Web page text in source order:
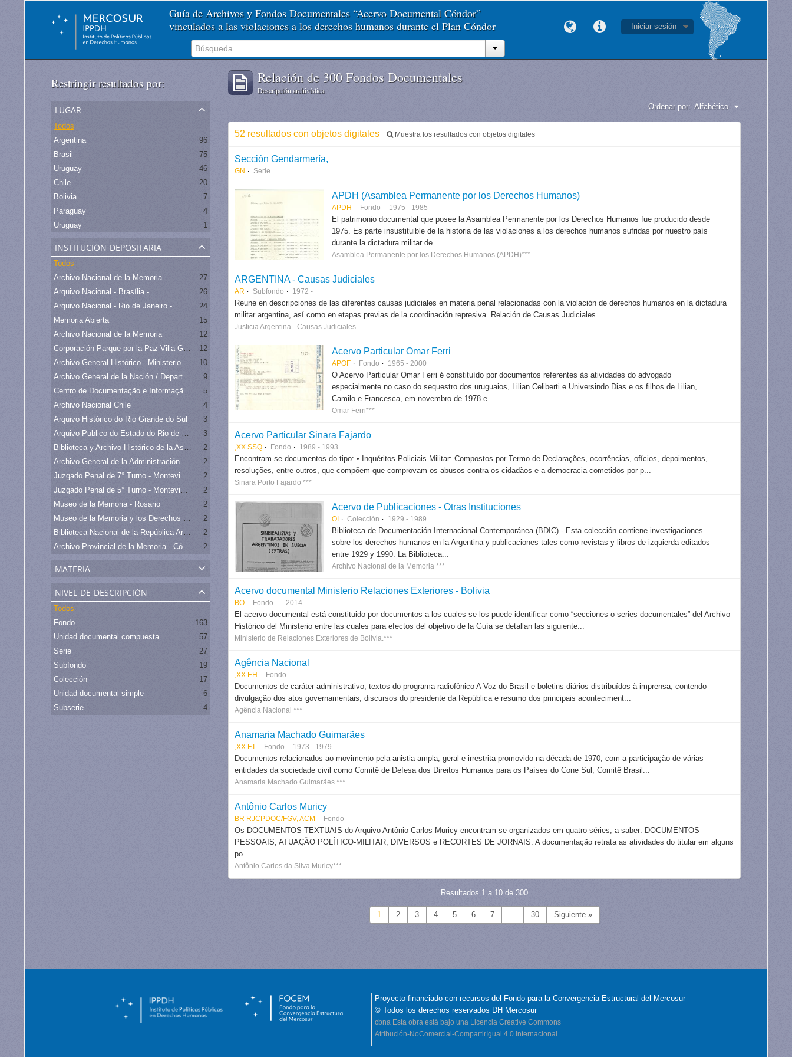
Guía de Archivos y Fondos Documentales “Acervo Documental Cóndor”
vinculados a las violaciones a los derechos humanos durante el Plan Cóndor
Iniciar sesión
Restringir resultados por:
lugar
Todos
Argentina
96
Brasil
75
Uruguay
46
Chile
20
Bolivia
7
Paraguay
4
Uruguay
1
institución depositaria
Todos
Archivo Nacional de la Memoria
27
Arquivo Nacional - Brasília -
26
Arquivo Nacional - Rio de Janeiro -
24
Memoria Abierta
15
Archivo Nacional de la Memoria
12
Corporación Parque por la Paz Villa Grimaldi
12
Archivo General Histórico - Ministerio de Relaciones Exteriores de Chile
10
Archivo General de la Nación / Departamento Archivo Intermedio
9
Centro de Documentação e Informação Científica - CEDIC/PUC
5
Archivo Nacional Chile
4
Arquivo Histórico do Rio Grande do Sul
3
Arquivo Publico do Estado do Rio de Janeiro -
3
Biblioteca y Archivo Histórico de la Asamblea Legislativa Plurinacional
2
Archivo General de la Administración Nacional - Argentina
2
Juzgado Penal de 7° Turno - Montevideo
2
Juzgado Penal de 5° Turno - Montevideo
2
Museo de la Memoria - Rosario
2
Museo de la Memoria y los Derechos Humanos - Chile
2
Biblioteca Nacional de la República Argentina
2
Archivo Provincial de la Memoria - Córdoba
2
materia
nivel de descripción
Todos
Fondo
163
Unidad documental compuesta
57
Serie
27
Subfondo
19
Colección
17
Unidad documental simple
6
Subserie
4
Relación de 300 Fondos Documentales
Descripción archivística
Ordenar por: Alfabético
52 resultados con objetos digitales Muestra los resultados con objetos digitales
Sección Gendarmería,
GN Serie
APDH (Asamblea Permanente por los Derechos Humanos)
APDH Fondo 1975 - 1985
El patrimonio documental que posee la Asamblea Permanente por los Derechos Humanos fue producido desde
1975. Es parte insustituible de la historia de las violaciones a los derechos humanos sufridas por nuestro país
durante la dictadura militar de ...
Asamblea Permanente por los Derechos Humanos (APDH)***
ARGENTINA - Causas Judiciales
AR Subfondo 1972 -
Reune en descripciones de las diferentes causas judiciales en materia penal relacionadas con la violación de derechos humanos en la dictadura
militar argentina, así como en etapas previas de la coordinación represiva. Relación de Causas Judiciales...
Justicia Argentina - Causas Judiciales
Acervo Particular Omar Ferri
APOF Fondo 1965 - 2000
O Acervo Particular Omar Ferri é constituído por documentos referentes às atividades do advogado
especialmente no caso do sequestro dos uruguaios, Lilian Celiberti e Universindo Dias e os filhos de Lilian,
Camilo e Francesca, em novembro de 1978 e...
Omar Ferri***
Acervo Particular Sinara Fajardo
,XX SSQ Fondo 1989 - 1993
Encontram-se documentos do tipo: • Inquéritos Policiais Militar: Compostos por Termo de Declarações, ocorrências, ofícios, depoimentos,
resoluções, entre outros, que compõem que comprovam os abusos contra os cidadãos e a democracia cometidos por p...
Sinara Porto Fajardo ***
Acervo de Publicaciones - Otras Instituciones
OI Colección 1929 - 1989
Biblioteca de Documentación Internacional Contemporánea (BDIC).- Esta colección contiene investigaciones
sobre los derechos humanos en la Argentina y publicaciones tales como revistas y libros de izquierda editados
entre 1929 y 1990. La Biblioteca...
Archivo Nacional de la Memoria ***
Acervo documental Ministerio Relaciones Exteriores - Bolivia
BO Fondo - 2014
El acervo documental está constituido por documentos a los cuales se los puede identificar como “secciones o series documentales” del Archivo
Histórico del Ministerio entre las cuales para efectos del objetivo de la Guía se detallan las siguiente...
Ministerio de Relaciones Exteriores de Bolivia.***
Agência Nacional
,XX EH Fondo
Documentos de caráter administrativo, textos do programa radiofônico A Voz do Brasil e boletins diários distribuídos à imprensa, contendo
divulgação dos atos governamentais, discursos do presidente da República e resumo dos principais aconteciment...
Agência Nacional ***
Anamaria Machado Guimarães
,XX FT Fondo 1973 - 1979
Documentos relacionados ao movimento pela anistia ampla, geral e irrestrita promovido na década de 1970, com a participação de várias
entidades da sociedade civil como Comitê de Defesa dos Direitos Humanos para os Países do Cone Sul, Comitê Brasil...
Anamaria Machado Guimarães ***
Antônio Carlos Muricy
BR RJCPDOC/FGV, ACM Fondo
Os DOCUMENTOS TEXTUAIS do Arquivo Antônio Carlos Muricy encontram-se organizados em quatro séries, a saber: DOCUMENTOS
PESSOAIS, ATUAÇÃO POLÍTICO-MILITAR, DIVERSOS e RECORTES DE JORNAIS. A documentação retrata as atividades do titular em alguns
po...
Antônio Carlos da Silva Muricy***
Resultados 1 a 10 de 300
1 2 3 4 5 6 7 ... 30 Siguiente »
Proyecto financiado con recursos del Fondo para la Convergencia Estructural del Mercosur
© Todos los derechos reservados DH Mercosur
cbna Esta obra está bajo una Licencia Creative Commons
Atribución-NoComercial-CompartirIgual 4.0 Internacional.